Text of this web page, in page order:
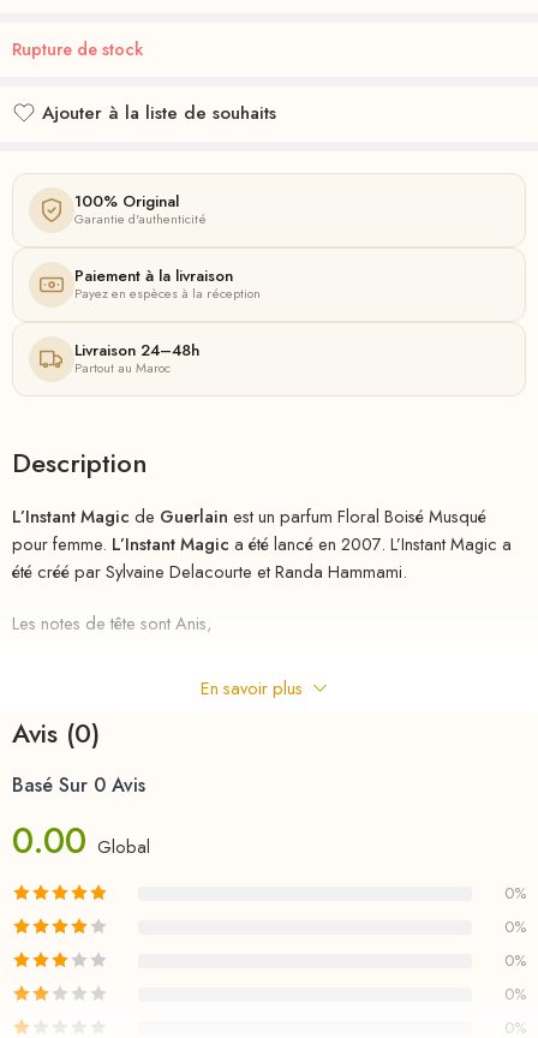
Rupture de stock
Ajouter à la liste de souhaits
100% Original
Garantie d'authenticité
Paiement à la livraison
Payez en espèces à la réception
Livraison 24–48h
Partout au Maroc
Description
L’Instant Magic de Guerlain est un parfum Floral Boisé Musqué
pour femme. L’Instant Magic a été lancé en 2007. L’Instant Magic a
été créé par Sylvaine Delacourte et Randa Hammami.
Les notes de tête sont Anis,
les notes de coeur sont Violette,
Mimosa,
Rose,
Freesia et Œillet;
les notes de fond sont Iris,
Amande,
En savoir plus
Avis (0)
Basé Sur 0 Avis
0.00 Global
0%
0%
0%
0%
0%